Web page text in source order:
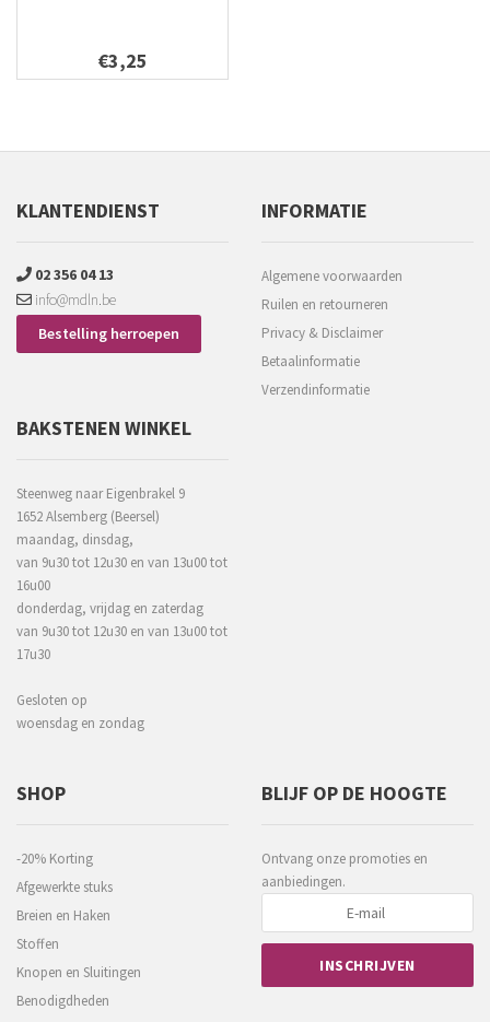
€3,25
KLANTENDIENST
02 356 04 13
info@mdln.be
Bestelling herroepen
BAKSTENEN WINKEL
Steenweg naar Eigenbrakel 9
1652 Alsemberg (Beersel)
maandag, dinsdag,
van 9u30 tot 12u30 en van 13u00 tot
16u00
donderdag, vrijdag en zaterdag
van 9u30 tot 12u30 en van 13u00 tot
17u30
Gesloten op
woensdag en zondag
INFORMATIE
Algemene voorwaarden
Ruilen en retourneren
Privacy & Disclaimer
Betaalinformatie
Verzendinformatie
SHOP
-20% Korting
Afgewerkte stuks
Breien en Haken
Stoffen
Knopen en Sluitingen
Benodigdheden
BLIJF OP DE HOOGTE
Ontvang onze promoties en
aanbiedingen.